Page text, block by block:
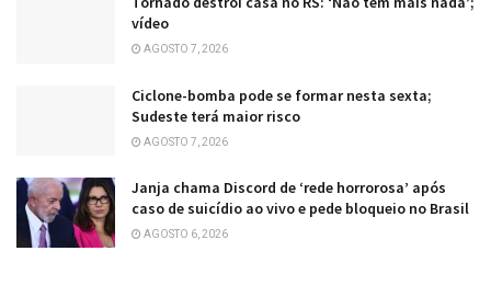
vídeo
AGOSTO 7, 2026
Ciclone-bomba pode se formar nesta sexta;
Sudeste terá maior risco
AGOSTO 7, 2026
Janja chama Discord de ‘rede horrorosa’ após
caso de suicídio ao vivo e pede bloqueio no Brasil
AGOSTO 6, 2026